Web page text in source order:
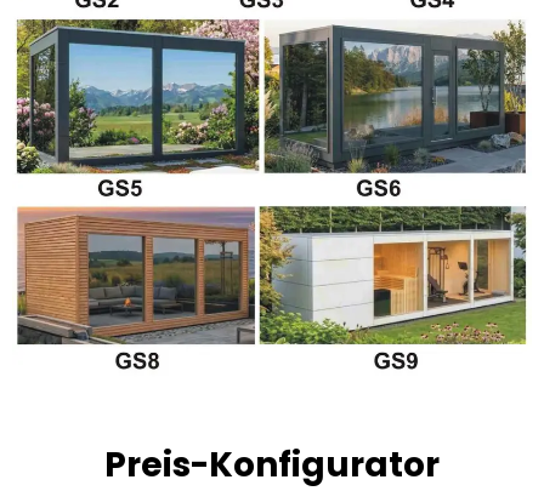
Preis-Konfigurator